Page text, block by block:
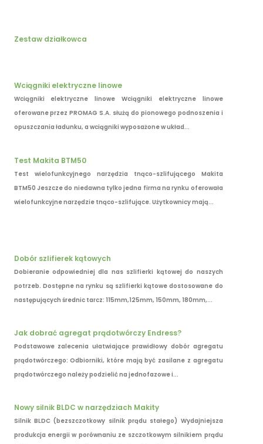
Zestaw działkowca
Wciągniki elektryczne linowe
Wciągniki elektryczne linowe Wciągniki elektryczne linowe
oferowane przez PROMAG S.A. służą do pionowego podnoszenia i
opuszczania ładunku, a wciągniki wyposażone w układ...
Test Makita BTM50
Test wielofunkcyjnego narzędzia tnąco-szlifującego Makita
BTM50 Jeszcze do niedawna tylko jedna firma na rynku oferowała
wielofunkcyjne narzędzie tnąco-szlifujące. Użytkownicy mają...
Dobór szlifierek kątowych
Dobieranie odpowiedniej dla nas szlifierki kątowej do naszych
potrzeb. Dostępne na rynku są szlifierki kątowe dostosowane do
następujących średnic tarcz: 115mm,125mm, 150mm, 180mm,...
Jak dobrać agregat prądotwórczy Endress?
Podstawowe zalecenia ułatwiające prawidłowy dobór agregatu
prądotwórczego: Odbiorniki, które mają być zasilane z agregatu
prądotwórczego należy podzielić na jednofazowe i...
Nowy silnik BLDC w narzędziach Makity
Silnik BLDC (bezszczotkowy silnik prądu stałego) Wydajniejsza
produkcja energii w porównaniu ze szczotkowym silnikiem prądu